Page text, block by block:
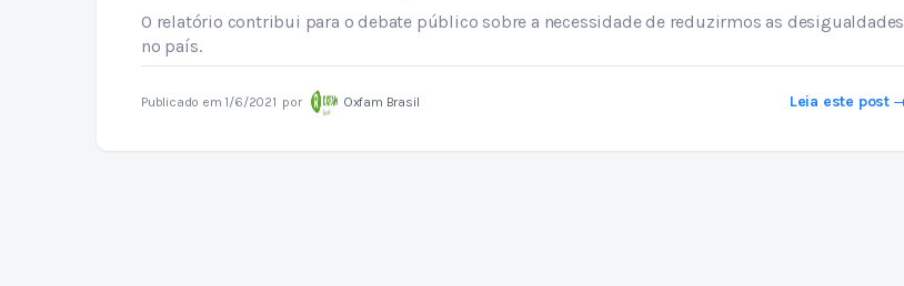
O relatório contribui para o debate público sobre a necessidade de reduzirmos as desigualdades
no país.
Publicado em 1/6/2021 por Oxfam Brasil Leia este post